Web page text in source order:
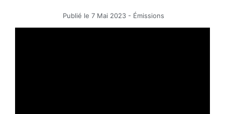
Publié le 7 Mai 2023 - Émissions